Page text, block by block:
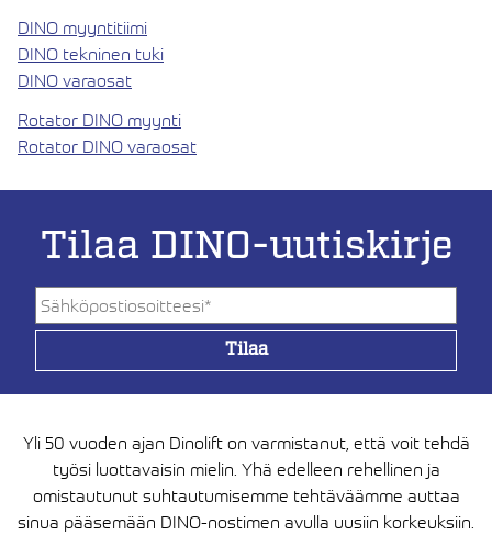
DINO myyntitiimi
DINO tekninen tuki
DINO varaosat
Rotator DINO myynti
Rotator DINO varaosat
Tilaa DINO-uutiskirje
Yli 50 vuoden ajan Dinolift on varmistanut, että voit tehdä
työsi luottavaisin mielin. Yhä edelleen rehellinen ja
omistautunut suhtautumisemme tehtäväämme auttaa
sinua pääsemään DINO-nostimen avulla uusiin korkeuksiin.